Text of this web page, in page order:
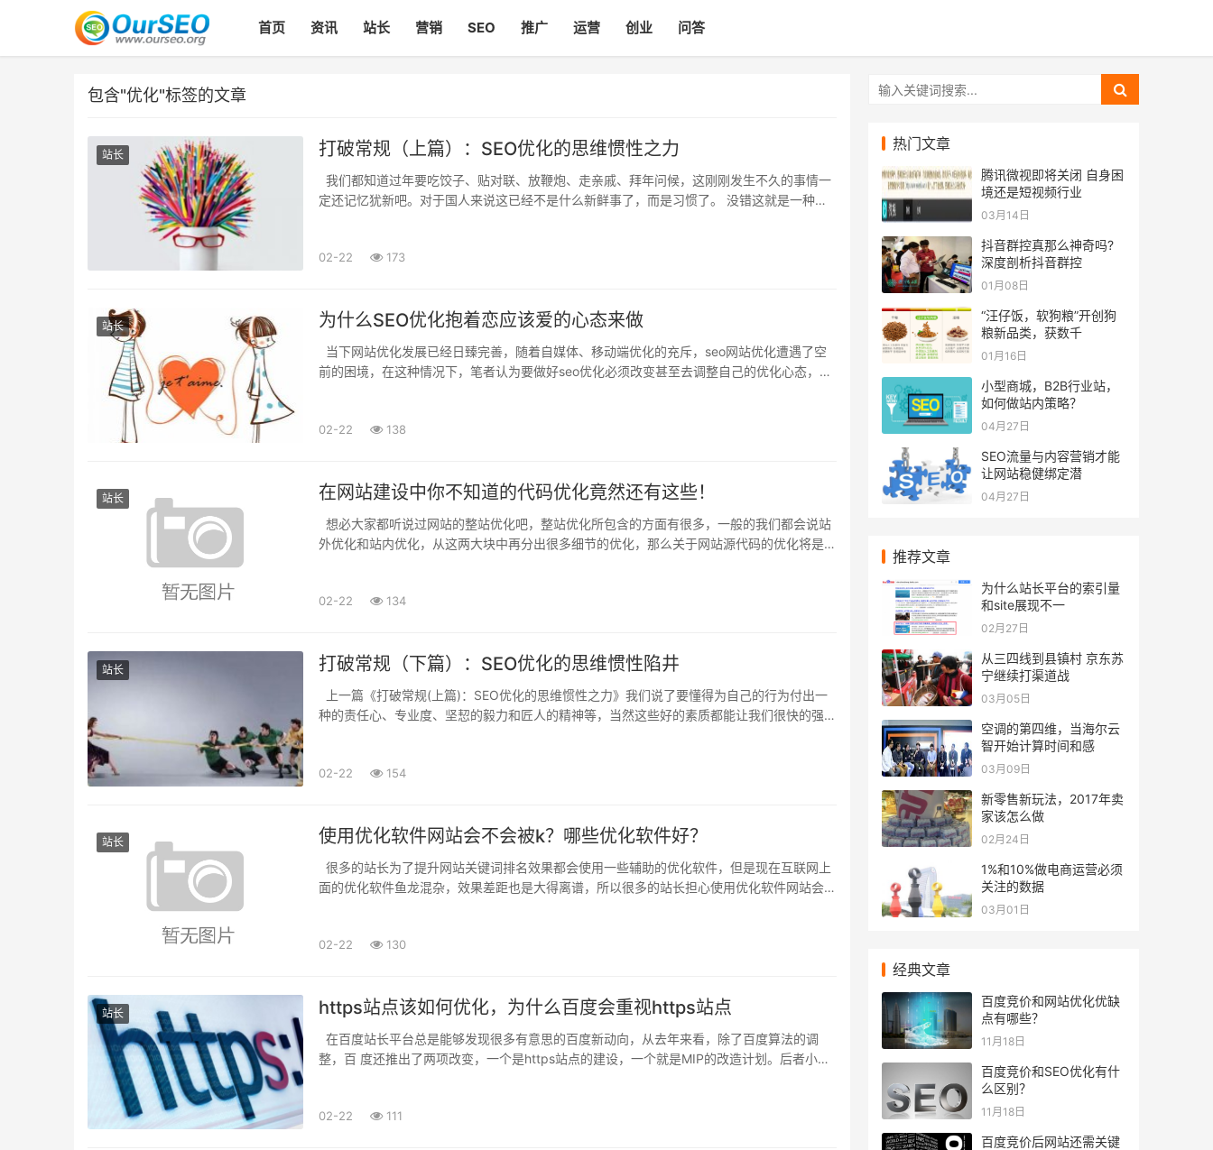
首页 资讯 站长 营销 SEO 推广 运营 创业 问答
包含"优化"标签的文章
站长 打破常规（上篇）：SEO优化的思维惯性之力
我们都知道过年要吃饺子、贴对联、放鞭炮、走亲戚、拜年问候，这刚刚发生不久的事情一
定还记忆犹新吧。对于国人来说这已经不是什么新鲜事了，而是习惯了。 没错这就是一种中
02-22 173
站长 为什么SEO优化抱着恋应该爱的心态来做
当下网站优化发展已经日臻完善，随着自媒体、移动端优化的充斥，seo网站优化遭遇了空
前的困境，在这种情况下，笔者认为要做好seo优化必须改变甚至去调整自己的优化心态，笔
02-22 138
站长 在网站建设中你不知道的代码优化竟然还有这些！
想必大家都听说过网站的整站优化吧，整站优化所包含的方面有很多，一般的我们都会说站
外优化和站内优化，从这两大块中再分出很多细节的优化，那么关于网站源代码的优化将是我
02-22 134
站长 打破常规（下篇）：SEO优化的思维惯性陷井
上一篇《打破常规(上篇)：SEO优化的思维惯性之力》我们说了要懂得为自己的行为付出一
种的责任心、专业度、坚恝的毅力和匠人的精神等，当然这些好的素质都能让我们很快的强大
02-22 154
站长 使用优化软件网站会不会被k？哪些优化软件好？
很多的站长为了提升网站关键词排名效果都会使用一些辅助的优化软件，但是现在互联网上
面的优化软件鱼龙混杂，效果差距也是大得离谱，所以很多的站长担心使用优化软件网站会不
02-22 130
站长 https站点该如何优化，为什么百度会重视https站点
在百度站长平台总是能够发现很多有意思的百度新动向，从去年来看，除了百度算法的调
整，百 度还推出了两项改变，一个是https站点的建设，一个就是MIP的改造计划。后者小编
02-22 111
热门文章
腾讯微视即将关闭 自身困
境还是短视频行业
03月14日
抖音群控真那么神奇吗?
深度剖析抖音群控
01月08日
“汪仔饭，软狗粮”开创狗
粮新品类，获数千
01月16日
小型商城，B2B行业站，
如何做站内策略？
04月27日
SEO流量与内容营销才能
让网站稳健绑定潜
04月27日
推荐文章
为什么站长平台的索引量
和site展现不一
02月27日
从三四线到县镇村 京东苏
宁继续打渠道战
03月05日
空调的第四维，当海尔云
智开始计算时间和感
03月09日
新零售新玩法，2017年卖
家该怎么做
02月24日
1%和10%做电商运营必须
关注的数据
03月01日
经典文章
百度竞价和网站优化优缺
点有哪些？
11月18日
百度竞价和SEO优化有什
么区别？
11月18日
百度竞价后网站还需关键